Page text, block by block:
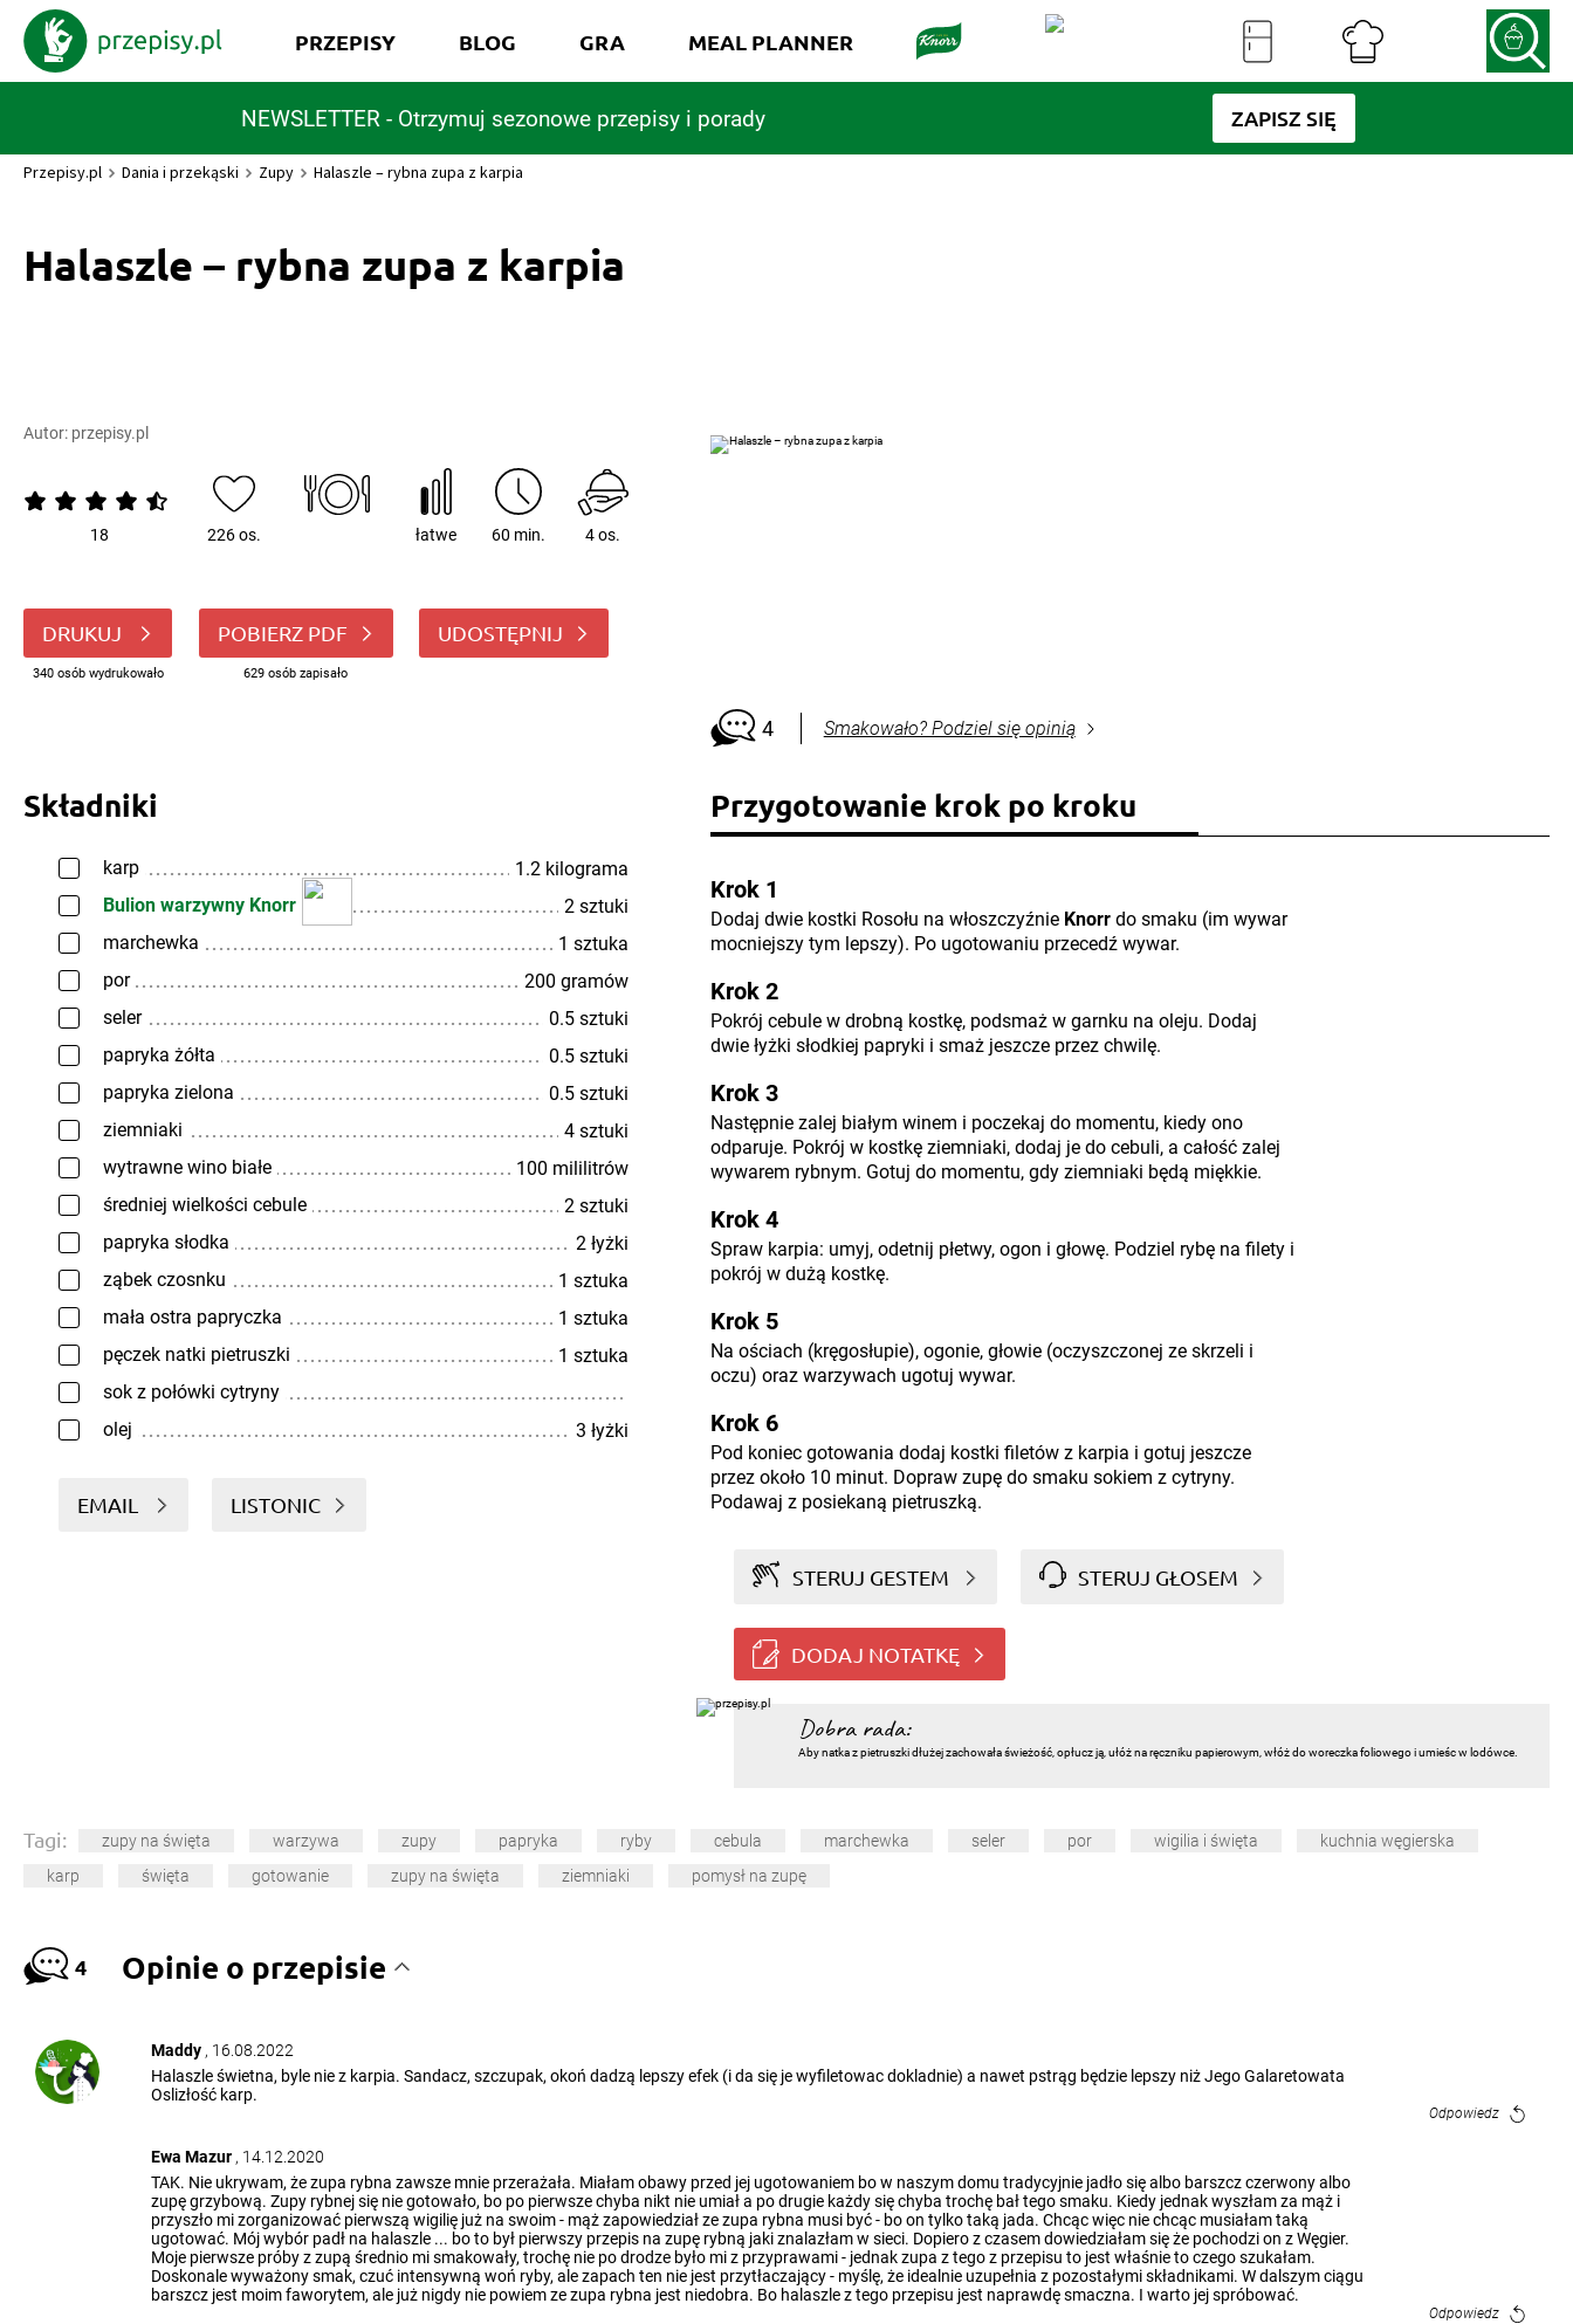
NEWSLETTER - Otrzymuj sezonowe przepisy i porady ZAPISZ SIĘ
PRZEPISY BLOG GRA MEAL PLANNER
Przepisy.pl Dania i przekąski Zupy Halaszle – rybna zupa z karpia
Halaszle – rybna zupa z karpia
Autor: przepisy.pl
18 226 os. łatwe 60 min. 4 os.
DRUKUJ
340 osób wydrukowało
POBIERZ PDF
629 osób zapisało
UDOSTĘPNIJ
4 Smakowało? Podziel się opinią
Składniki
karp
1.2 kilograma
Bulion warzywny Knorr
2 sztuki
marchewka
1 sztuka
por
200 gramów
seler
0.5 sztuki
papryka żółta
0.5 sztuki
papryka zielona
0.5 sztuki
ziemniaki
4 sztuki
wytrawne wino białe
100 mililitrów
średniej wielkości cebule
2 sztuki
papryka słodka
2 łyżki
ząbek czosnku
1 sztuka
mała ostra papryczka
1 sztuka
pęczek natki pietruszki
1 sztuka
sok z połówki cytryny
olej
3 łyżki
EMAIL LISTONIC
Przygotowanie krok po kroku
Krok 1
Dodaj dwie kostki Rosołu na włoszczyźnie Knorrdo smaku (im wywar
mocniejszy tym lepszy). Po ugotowaniu przecedź wywar.
Krok 2
Pokrój cebule w drobną kostkę, podsmaż w garnku na oleju. Dodaj
dwie łyżki słodkiej papryki i smaż jeszcze przez chwilę.
Krok 3
Następnie zalej białym winem i poczekaj do momentu, kiedy ono
odparuje. Pokrój w kostkę ziemniaki, dodaj je do cebuli, a całość zalej
wywarem rybnym. Gotuj do momentu, gdy ziemniaki będą miękkie.
Krok 4
Spraw karpia: umyj, odetnij płetwy, ogon i głowę. Podziel rybę na filety i
pokrój w dużą kostkę.
Krok 5
Na ościach (kręgosłupie), ogonie, głowie (oczyszczonej ze skrzeli i
oczu) oraz warzywach ugotuj wywar.
Krok 6
Pod koniec gotowania dodaj kostki filetów z karpia i gotuj jeszcze
przez około 10 minut. Dopraw zupę do smaku sokiem z cytryny.
Podawaj z posiekaną pietruszką.
STERUJ GESTEM STERUJ GŁOSEM
DODAJ NOTATKĘ
Dobra rada:
Aby natka z pietruszki dłużej zachowała świeżość, opłucz ją, ułóż na ręczniku papierowym, włóż do woreczka foliowego i umieśc w lodówce.
Tagi: zupy na święta warzywa zupy papryka ryby cebula marchewka seler por wigilia i święta
kuchnia węgierska
karp
święta gotowanie zupy na święta ziemniaki pomysł na zupę
4 Opinie o przepisie
Maddy , 16.08.2022
Halaszle świetna, byle nie z karpia. Sandacz, szczupak, okoń dadzą lepszy efek (i da się je wyfiletowac dokladnie) a nawet pstrąg będzie lepszy niż Jego Galaretowata
Oslizłość karp.
Odpowiedz
Ewa Mazur , 14.12.2020
TAK. Nie ukrywam, że zupa rybna zawsze mnie przerażała. Miałam obawy przed jej ugotowaniem bo w naszym domu tradycyjnie jadło się albo barszcz czerwony albo
zupę grzybową. Zupy rybnej się nie gotowało, bo po pierwsze chyba nikt nie umiał a po drugie każdy się chyba trochę bał tego smaku. Kiedy jednak wyszłam za mąż i
przyszło mi zorganizować pierwszą wigilię już na swoim - mąż zapowiedział ze zupa rybna musi być - bo on tylko taką jada. Chcąc więc nie chcąc musiałam taką
ugotować. Mój wybór padł na halaszle ... bo to był pierwszy przepis na zupę rybną jaki znalazłam w sieci. Dopiero z czasem dowiedziałam się że pochodzi on z Węgier.
Moje pierwsze próby z zupą średnio mi smakowały, trochę nie po drodze było mi z przyprawami - jednak zupa z tego z przepisu to jest właśnie to czego szukałam.
Doskonale wyważony smak, czuć intensywną woń ryby, ale zapach ten nie jest przytłaczający - myślę, że idealnie uzupełnia z pozostałymi składnikami. W dalszym ciągu
barszcz jest moim faworytem, ale już nigdy nie powiem ze zupa rybna jest niedobra. Bo halaszle z tego przepisu jest naprawdę smaczna. I warto jej spróbować.
Odpowiedz